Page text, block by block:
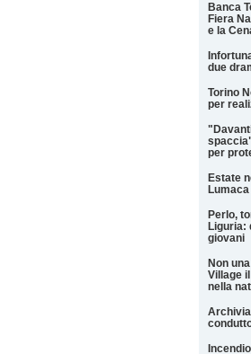
Banca
Fiera
e la
due
Torino
per
per
Estate
Perlo,
Liguria:
giovani
Non
Village
nella